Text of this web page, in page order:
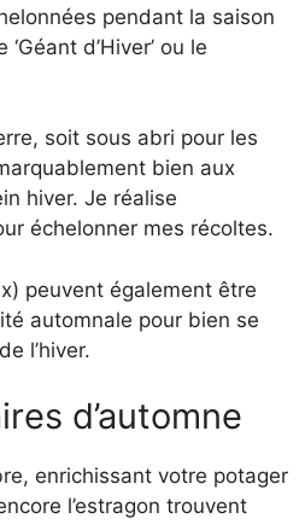
pendant la saison
d’Hiver’ ou le
soit sous abri pour les
bien aux
hiver. Je réalise
échelonner mes récoltes.
peuvent également être
automnale pour bien se
l’hiver.
d’automne
enrichissant votre potager
l’estragon trouvent